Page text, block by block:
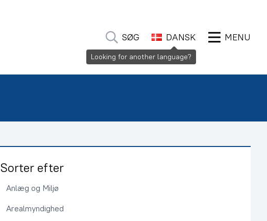
SØG DANSK MENU
Sorter efter
Anlæg og Miljø
Arealmyndighed
Looking for another language?